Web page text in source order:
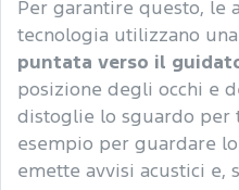
Per garantire questo, le
tecnologia utilizzano una
puntata verso il
posizione degli occhi e
distoglie lo sguardo per
esempio per guardare
emette avvisi acustici e,